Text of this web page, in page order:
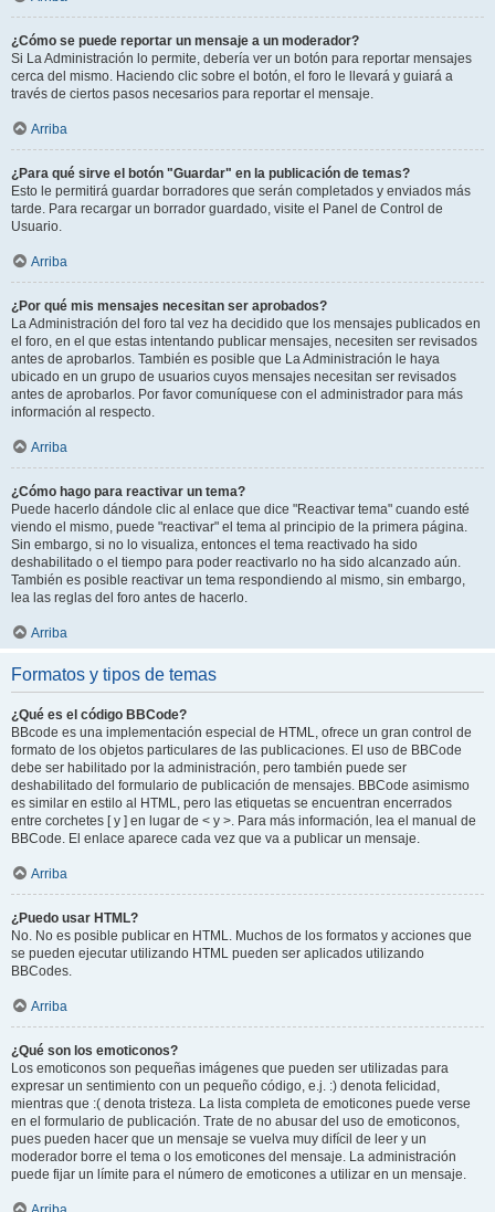
¿Cómo se puede reportar un mensaje a un moderador?
Si La Administración lo permite, debería ver un botón para reportar mensajes
cerca del mismo. Haciendo clic sobre el botón, el foro le llevará y guiará a
través de ciertos pasos necesarios para reportar el mensaje.
Arriba
¿Para qué sirve el botón "Guardar" en la publicación de temas?
Esto le permitirá guardar borradores que serán completados y enviados más
tarde. Para recargar un borrador guardado, visite el Panel de Control de
Usuario.
Arriba
¿Por qué mis mensajes necesitan ser aprobados?
La Administración del foro tal vez ha decidido que los mensajes publicados en
el foro, en el que estas intentando publicar mensajes, necesiten ser revisados
antes de aprobarlos. También es posible que La Administración le haya
ubicado en un grupo de usuarios cuyos mensajes necesitan ser revisados
antes de aprobarlos. Por favor comuníquese con el administrador para más
información al respecto.
Arriba
¿Cómo hago para reactivar un tema?
Puede hacerlo dándole clic al enlace que dice "Reactivar tema" cuando esté
viendo el mismo, puede "reactivar" el tema al principio de la primera página.
Sin embargo, si no lo visualiza, entonces el tema reactivado ha sido
deshabilitado o el tiempo para poder reactivarlo no ha sido alcanzado aún.
También es posible reactivar un tema respondiendo al mismo, sin embargo,
lea las reglas del foro antes de hacerlo.
Arriba
Formatos y tipos de temas
¿Qué es el código BBCode?
BBcode es una implementación especial de HTML, ofrece un gran control de
formato de los objetos particulares de las publicaciones. El uso de BBCode
debe ser habilitado por la administración, pero también puede ser
deshabilitado del formulario de publicación de mensajes. BBCode asimismo
es similar en estilo al HTML, pero las etiquetas se encuentran encerrados
entre corchetes [ y ] en lugar de < y >. Para más información, lea el manual de
BBCode. El enlace aparece cada vez que va a publicar un mensaje.
Arriba
¿Puedo usar HTML?
No. No es posible publicar en HTML. Muchos de los formatos y acciones que
se pueden ejecutar utilizando HTML pueden ser aplicados utilizando
BBCodes.
Arriba
¿Qué son los emoticonos?
Los emoticonos son pequeñas imágenes que pueden ser utilizadas para
expresar un sentimiento con un pequeño código, e.j. :) denota felicidad,
mientras que :( denota tristeza. La lista completa de emoticones puede verse
en el formulario de publicación. Trate de no abusar del uso de emoticonos,
pues pueden hacer que un mensaje se vuelva muy difícil de leer y un
moderador borre el tema o los emoticones del mensaje. La administración
puede fijar un límite para el número de emoticones a utilizar en un mensaje.